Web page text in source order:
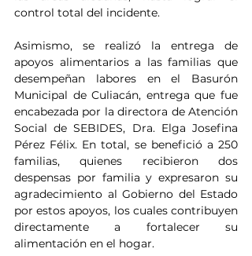
control total del incidente.
Asimismo, se realizó la entrega de
apoyos alimentarios a las familias que
desempeñan labores en el Basurón
Municipal de Culiacán, entrega que fue
encabezada por la directora de Atención
Social de SEBIDES, Dra. Elga Josefina
Pérez Félix. En total, se benefició a 250
familias, quienes recibieron dos
despensas por familia y expresaron su
agradecimiento al Gobierno del Estado
por estos apoyos, los cuales contribuyen
directamente a fortalecer su
alimentación en el hogar.